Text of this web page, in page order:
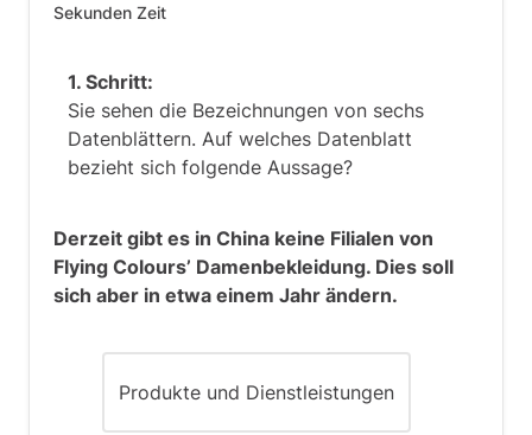
Folglich lautet die richtige Antwort:
Sekunden Zeit
1. Schritt:
Sie sehen die Bezeichnungen von sechs
Datenblättern. Auf welches Datenblatt
bezieht sich folgende Aussage?
Derzeit gibt es in China keine Filialen von
Flying Colours’ Damenbekleidung. Dies soll
sich aber in etwa einem Jahr ändern.
Produkte und Dienstleistungen